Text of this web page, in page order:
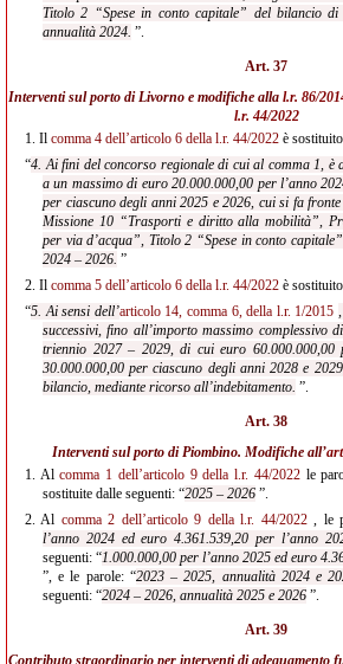
Titolo 2 “Spese in conto capitale” del bilancio
annualità 2024. ”.
Art. 37
Interventi sul porto di Livorno e modifiche alla l.r. 86/
l.r. 44/2022
1. Il comma 4 dell’articolo 6 della l.r. 44/2022 è
“4. Ai fini del concorso regionale di cui al comma 1, è
a un massimo di euro 20.000.000,00 per l’anno
per ciascuno degli anni 2025 e 2026, cui si fa
Missione 10 “Trasporti e diritto alla mobilità”,
per via d’acqua”, Titolo 2 “Spese in conto
2024 – 2026. ”
2. Il comma 5 dell’articolo 6 della l.r. 44/2022 è
“5. Ai sensi dell’articolo 14, comma 6, della l.r. 1/2015
successivi, fino all’importo massimo complessivo
triennio 2027 – 2029, di cui euro 60.000.000,00
30.000.000,00 per ciascuno degli anni 2028 e
bilancio, mediante ricorso all’indebitamento. ”.
Art. 38
Interventi sul porto di Piombino. Modifiche all’
1. Alcomma 1 dell’articolo 9 della l.r. 44/2022le
sostituite dalle seguenti: “2025 – 2026 ”.
2. Al comma 2 dell’articolo 9 della l.r. 44/2022, le
l’anno 2024 ed euro 4.361.539,20 per l’anno
seguenti: “1.000.000,00 per l’anno 2025 ed euro
”, e le parole: “2023 – 2025, annualità 2024 e
seguenti: “2024 – 2026, annualità 2025 e 2026 ”.
Art. 39
Contributo straordinario per interventi di adeguamento